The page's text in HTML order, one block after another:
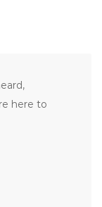
here to